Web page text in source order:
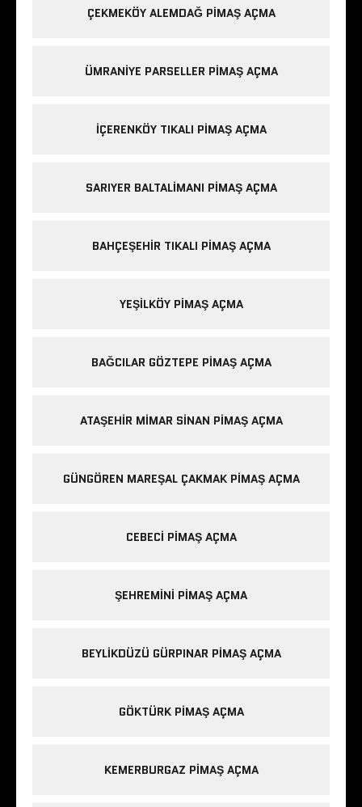
ÇEKMEKÖY ALEMDAĞ PIMAŞ AÇMA
ÜMRANIYE PARSELLER PIMAŞ AÇMA
IÇERENKÖY TIKALI PIMAŞ AÇMA
SARIYER BALTALIMANI PIMAŞ AÇMA
BAHÇEŞEHIR TIKALI PIMAŞ AÇMA
YEŞILKÖY PIMAŞ AÇMA
BAĞCILAR GÖZTEPE PIMAŞ AÇMA
ATAŞEHIR MIMAR SINAN PIMAŞ AÇMA
GÜNGÖREN MAREŞAL ÇAKMAK PIMAŞ AÇMA
CEBECI PIMAŞ AÇMA
ŞEHREMINI PIMAŞ AÇMA
BEYLIKDÜZÜ GÜRPINAR PIMAŞ AÇMA
GÖKTÜRK PIMAŞ AÇMA
KEMERBURGAZ PIMAŞ AÇMA